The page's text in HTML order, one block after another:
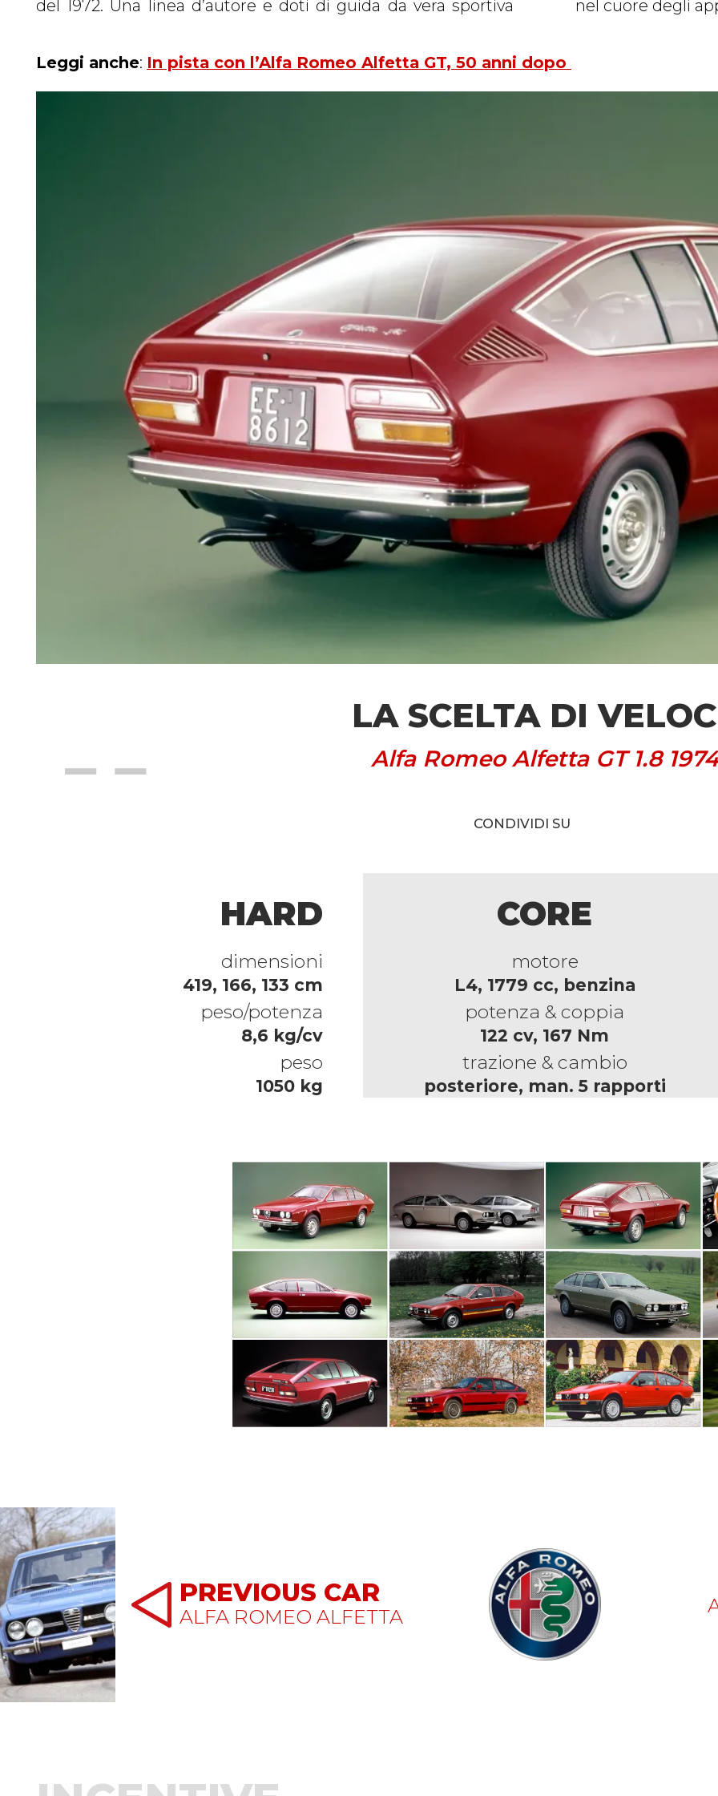
del 1972. Una linea d’autore e doti di guida da vera sportiva
nel cuore degli
Leggi anche: In pista con l’Alfa Romeo Alfetta GT, 50 anni dopo
LA SCELTA DI
Alfa Romeo Alfetta GT 1.8 1974
CONDIVIDI SU
HARD
dimensioni
419, 166, 133 cm
peso/potenza
8,6 kg/cv
peso
1050 kg
CORE
motore
L4, 1779 cc, benzina
potenza & coppia
122 cv, 167 Nm
trazione & cambio
posteriore, man. 5 rapporti
PREVIOUS CAR
ALFA ROMEO ALFETTA